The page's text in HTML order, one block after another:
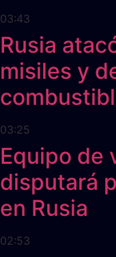
03:43
Rusia
misiles y
03:25
Equipo de
disputará
en Rusia
02:53